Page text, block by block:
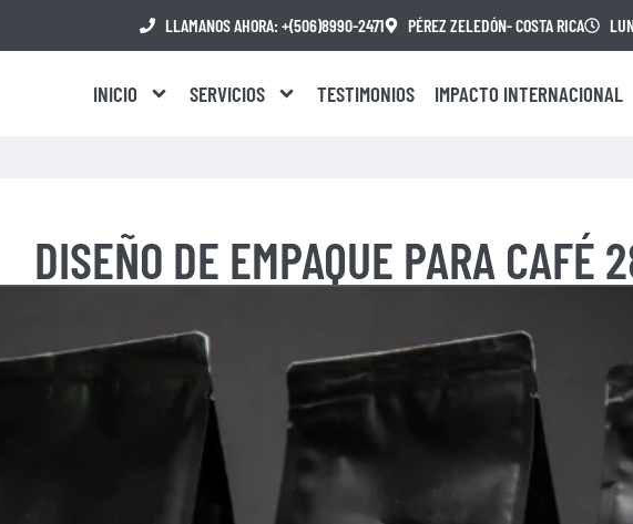
LLAMANOS AHORA: +(506)8990-2471 PÉREZ ZELEDÓN- COSTA RICA
INICIO SERVICIOS TESTIMONIOS IMPACTO INTERNACIONAL
DISEÑO DE EMPAQUE PARA CAFÉ